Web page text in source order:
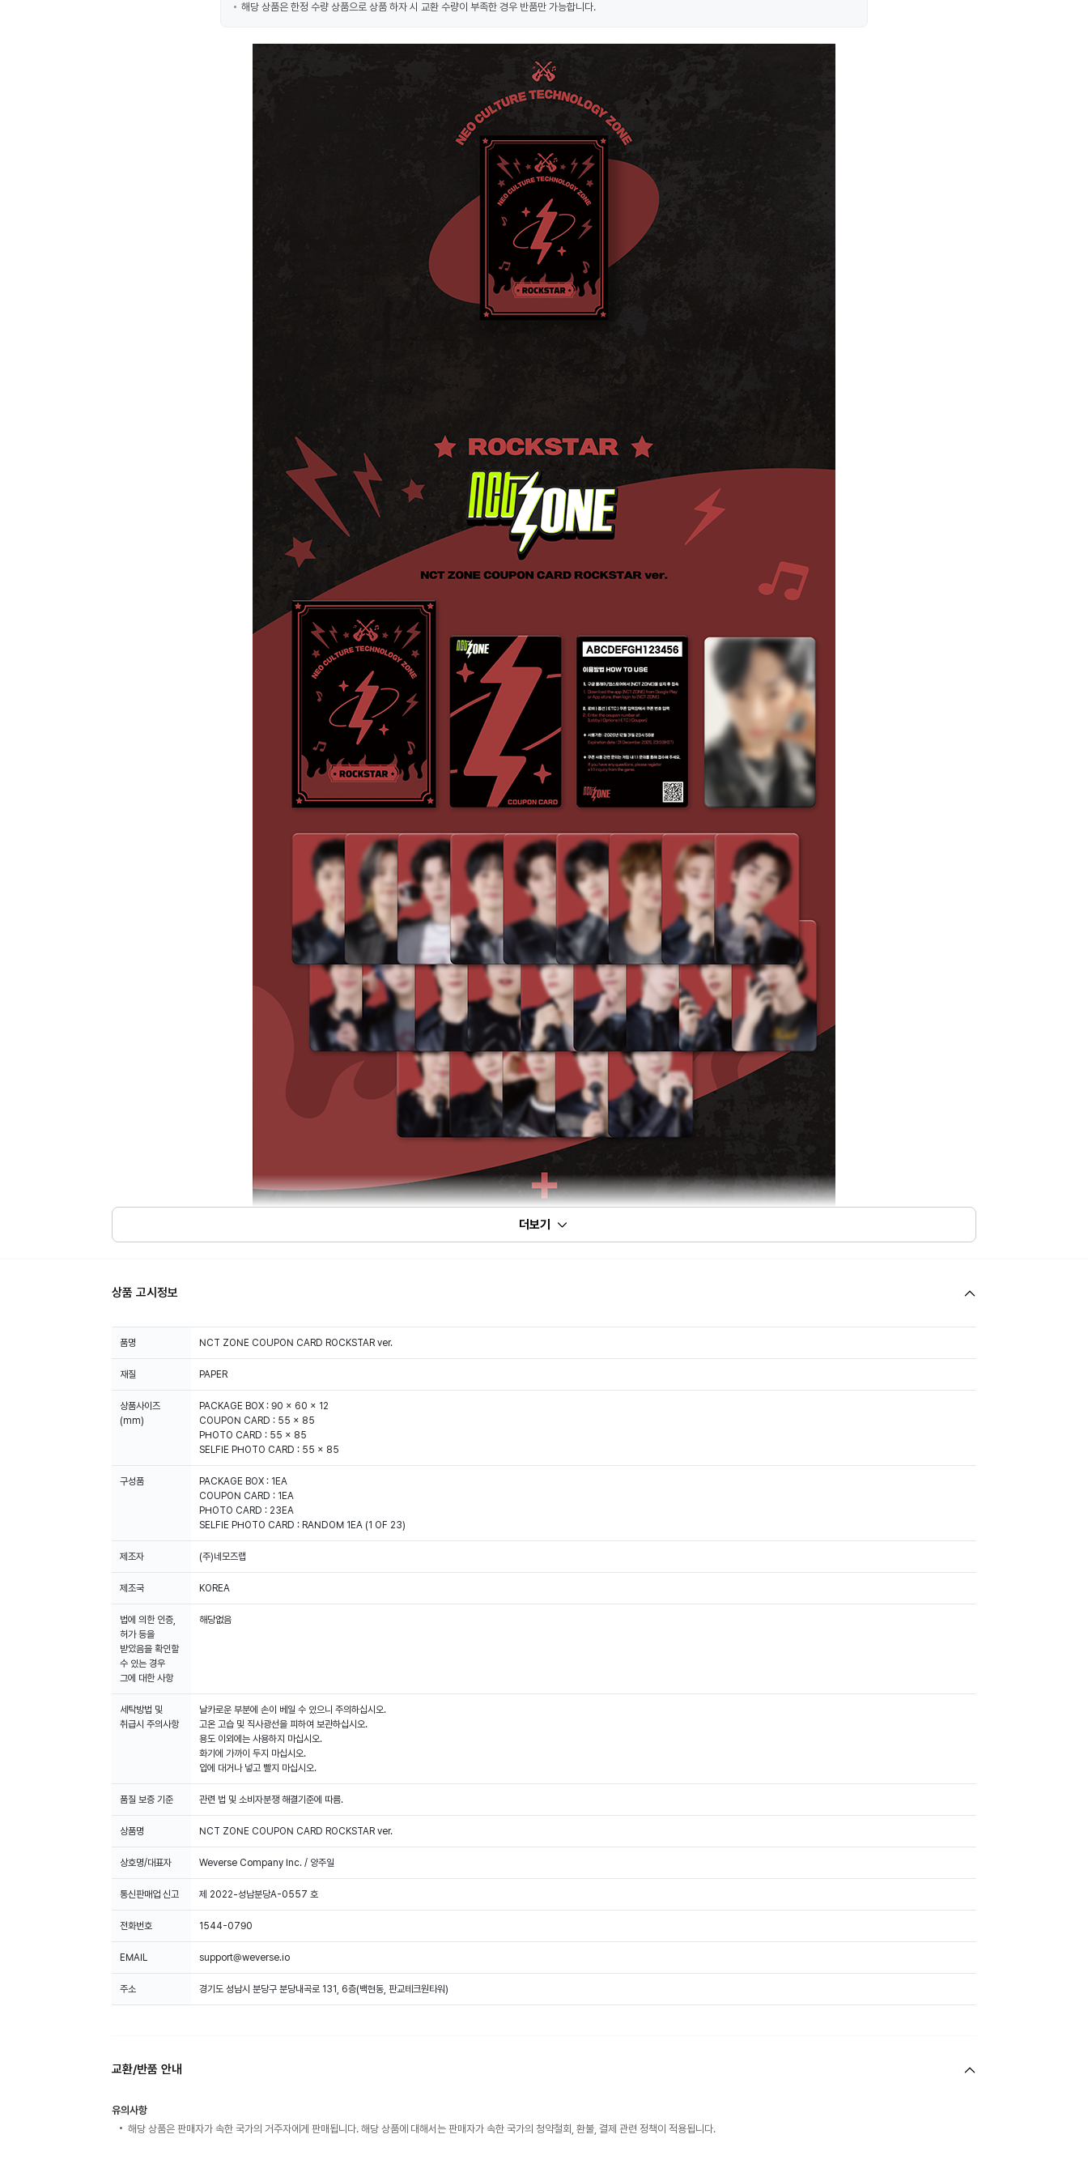
해당 상품은 한정 수량 상품으로 상품 하자 시 교환 수량이 부족한 경우 반품만 가능합니다.
더보기
상품 고시정보
품명 NCT ZONE COUPON CARD ROCKSTAR ver.
재질 PAPER
상품사이즈
(mm)
PACKAGE BOX : 90 x 60 x 12
COUPON CARD : 55 x 85
PHOTO CARD : 55 x 85
SELFIE PHOTO CARD : 55 x 85
구성품
PACKAGE BOX : 1EA
COUPON CARD : 1EA
PHOTO CARD : 23EA
SELFIE PHOTO CARD : RANDOM 1EA (1 OF 23)
제조자 (주)네모즈랩
제조국 KOREA
법에 의한 인증,
허가 등을
받았음을 확인할
수 있는 경우
그에 대한 사항
해당없음
세탁방법 및
취급시 주의사항
날카로운 부분에 손이 베일 수 있으니 주의하십시오.
고온 고습 및 직사광선을 피하여 보관하십시오.
용도 이외에는 사용하지 마십시오.
화기에 가까이 두지 마십시오.
입에 대거나 넣고 빨지 마십시오.
품질 보증 기준 관련 법 및 소비자분쟁 해결기준에 따름.
상품명 NCT ZONE COUPON CARD ROCKSTAR ver.
상호명/대표자 Weverse Company Inc. / 양주일
통신판매업 신고 제 2022-성남분당A-0557 호
전화번호 1544-0790
EMAIL support@weverse.io
주소 경기도 성남시 분당구 분당내곡로 131, 6층(백현동, 판교테크원타워)
교환/반품 안내
유의사항
해당 상품은 판매자가 속한 국가의 거주자에게 판매됩니다. 해당 상품에 대해서는 판매자가 속한 국가의 청약철회, 환불, 결제 관련 정책이 적용됩니다.